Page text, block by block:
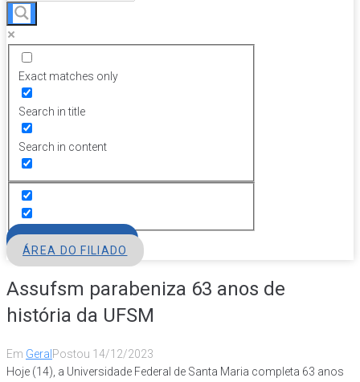
Exact matches only
Search in title
Search in content
ÁREA DO FILIADO
Assufsm parabeniza 63 anos de
história da UFSM
Em Geral Postou 14/12/2023
Hoje (14), a Universidade Federal de Santa Maria completa 63 anos